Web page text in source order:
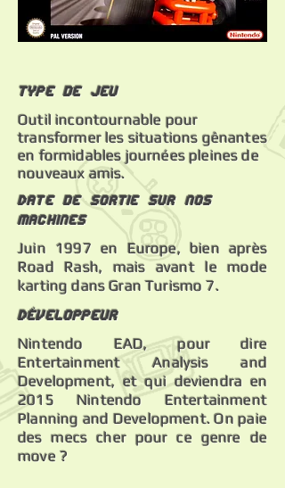
Type de jeu
Outil incontournable pour
transformer les situations gênantes
en formidables journées pleines de
nouveaux amis.
Date de sortie sur nos
machines
Juin 1997 en Europe, bien après
Road Rash, mais avant le mode
karting dans Gran Turismo 7.
Développeur
Nintendo EAD, pour dire
Entertainment Analysis and
Development, et qui deviendra en
2015 Nintendo Entertainment
Planning and Development. On paie
des mecs cher pour ce genre de
move ?